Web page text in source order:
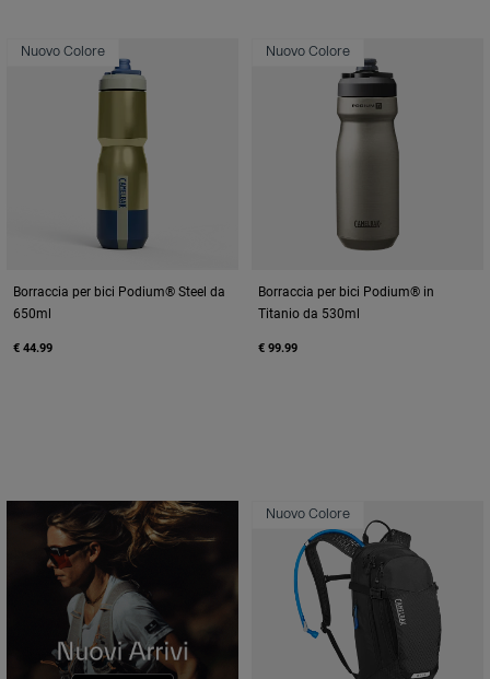
Nuovo Colore
Borraccia per bici Podium® Steel da
650ml
€ 44.99
Nuovo Colore
Borraccia per bici Podium® in
Titanio da 530ml
€ 99.99
Nuovo Colore